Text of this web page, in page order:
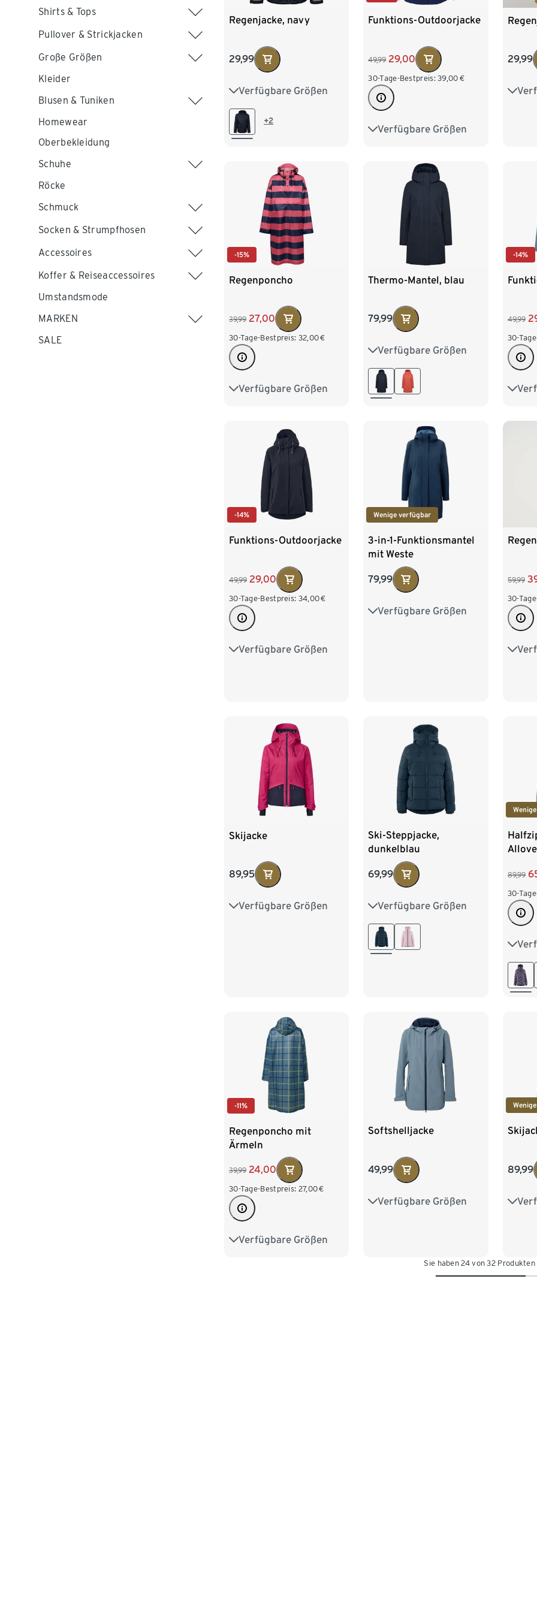
Shirts & Tops
Pullover & Strickjacken
Große Größen
Kleider
Blusen & Tuniken
Homewear
Oberbekleidung
Schuhe
Röcke
Schmuck
Socken & Strumpfhosen
Accessoires
Koffer & Reiseaccessoires
Umstandsmode
MARKEN
SALE
Regenjacke, navy
29,99
Verfügbare Größen
XS S M L XL
XXL +2
Funktions-Outdoorjacke
49,99 29,00
30-Tage-Bestpreis: 39,00 €
Verfügbare Größen
34 36 38 40
29,99
XS
-15%
Regenponcho
39,99 27,00
30-Tage-Bestpreis: 32,00€
Verfügbare Größen
S/M L/XL
Thermo-Mantel, blau
79,99
Verfügbare Größen
36 38 40 42
44 46
-14%
49,99
30-
34
-14%
Funktions-Outdoorjacke
49,99 29,00
30-Tage-Bestpreis: 34,00€
Verfügbare Größen
34 36 38 40
Wenige verfügbar
3-in-1-Funktionsmantel
mit Weste
79,99
Verfügbare Größen
36 38 40 42
59,99
30-
34
Skijacke
89,95
Verfügbare Größen
34 36 38 40
Ski-Steppjacke,
dunkelblau
69,99
Verfügbare Größen
34 36 38 40
42 44
89,99
30-
34
42
-11%
Regenponcho mit
Ärmeln
39,99 24,00
30-Tage-Bestpreis: 27,00€
Verfügbare Größen
S/M L/XL
Softshelljacke
49,99
Verfügbare Größen
36 38 40 42
89,99
34
Sie haben 24 von 32 Produkten